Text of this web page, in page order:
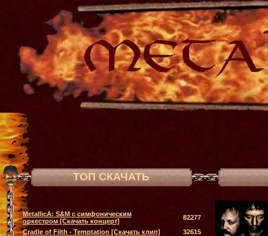
ТОП СКАЧАТЬ
MetallicA: S&M с симфоническим
оркестром [Скачать концерт]
82277
Cradle of Filth - Temptation [Скачать клип]
32615